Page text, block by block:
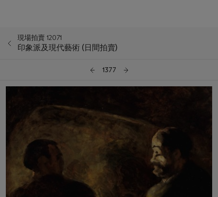
現場拍賣 12071
印象派及現代藝術 (日間拍賣)
1377